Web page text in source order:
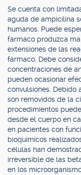
Se cuenta con
aguda de ampicilina
humanos. Puede
fármaco produzca
extensiones de las
fármaco. Debe
concentraciones de
pueden ocasionar
convulsiones. Debido
son removidos de la
procedimientos
desde el cuerpo en
en pacientes con
bioquímicos
células han
irreversible de las
en los